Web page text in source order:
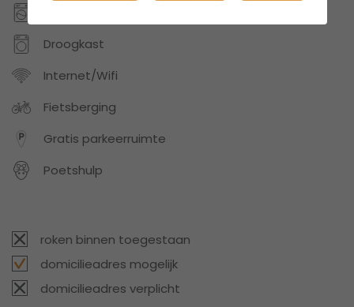
Droogkast
Internet/Wifi
Fietsberging
Gratis parkeerruimte
Poetshulp
roken binnen toegestaan
domicilieadres mogelijk
domicilieadres verplicht